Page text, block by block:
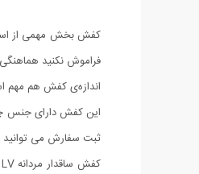
کفش بخش مهمی از
فراموش نکنید
اندازه‌ی کفش هم مهم
ثبت سفارش می توانید